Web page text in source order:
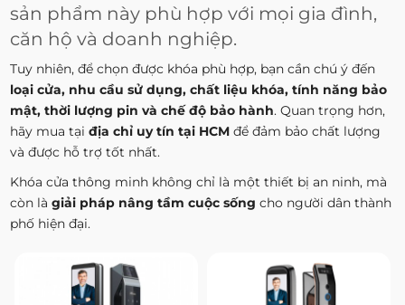
sản phẩm này phù hợp với mọi gia đình,
căn hộ và doanh nghiệp.
Tuy nhiên, để chọn được khóa phù hợp, bạn cần chú ý đến
loại cửa, nhu cầu sử dụng, chất liệu khóa, tính năng bảo
mật, thời lượng pin và chế độ bảo hành. Quan trọng hơn,
hãy mua tại địa chỉ uy tín tại HCM để đảm bảo chất lượng
và được hỗ trợ tốt nhất.
Khóa cửa thông minh không chỉ là một thiết bị an ninh, mà
còn là giải pháp nâng tầm cuộc sống cho người dân thành
phố hiện đại.